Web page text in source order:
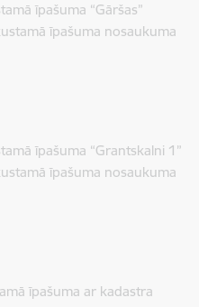
īpašuma “Gāršas”
īpašuma nosaukuma
īpašuma “Grantskalni 1”
īpašuma nosaukuma
īpašuma ar kadastra